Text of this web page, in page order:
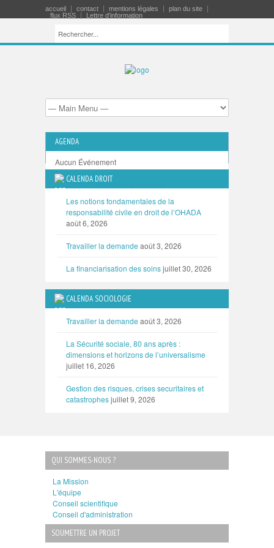
accueil contact mentions légales
plan du site
flux RSS
Lettre d’information
AGENDA
Aucun Événement
TOUTES LES MANIFESTATIONS
CALENDA DROIT
Les notions fondamentales de la
responsabilité civile en droit de l’OHADA
août 6, 2026
Travailler la demande août 3, 2026
La financiarisation des soinsjuillet 30, 2026
CALENDA SOCIOLOGIE
Travailler la demande août 3, 2026
La Sécurité sociale, 80 ans après :
dimensions et horizons de l’universalisme
juillet 16, 2026
Gestion des risques, crises securitaires et
catastrophesjuillet 9, 2026
QUI SOMMES-NOUS ?
La Mission
L'équipe
Conseil scientifique
Conseil d'administration
SOUMETTRE UN PROJET